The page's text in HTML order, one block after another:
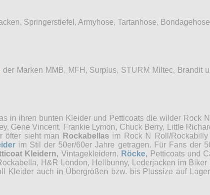
Springerstiefel, Armyhose, Tartanhose,
der Marken MMB, MFH, Surplus, STURM Miltec, Brandit
in ihren bunten Kleider und Petticoats die wilder Rock
Gene Vincent, Frankie Lymon, Chuck Berry, Little
öfter sieht man
Rockabellas im Rock N Roll/
im Stil der 50er/60er Jahre getragen. Für Fans der
Kleidern, Vintagekleidern, Röcke, Petticoats und
H&R London, Hellbunny, Lederjacken im
auch in Übergrößen bzw. bis Plussize auf